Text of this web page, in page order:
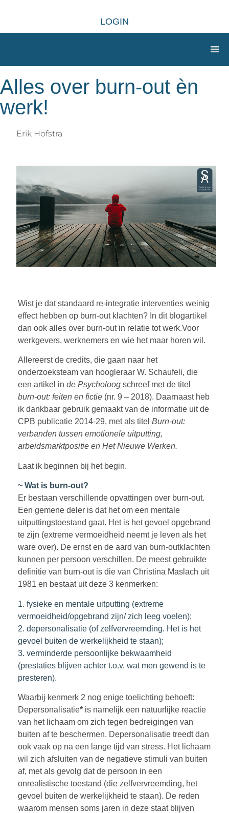
LOGIN
Alles over burn-out èn
werk!
Erik Hofstra
Wist je dat standaard re-integratie interventies weinig
effect hebben op burn-out klachten? In dit blogartikel
dan ook alles over burn-out in relatie tot werk.Voor
werkgevers, werknemers en wie het maar horen wil.
Allereerst de credits, die gaan naar het
onderzoeksteam van hoogleraar W. Schaufeli, die
een artikel in de Psycholoog schreef met de titel
burn-out: feiten en fictie (nr. 9 – 2018). Daarnaast heb
ik dankbaar gebruik gemaakt van de informatie uit de
CPB publicatie 2014-29, met als titel Burn-out:
verbanden tussen emotionele uitputting,
arbeidsmarktpositie en Het Nieuwe Werken.
Laat ik beginnen bij het begin.
~ Wat is burn-out?
Er bestaan verschillende opvattingen over burn-out.
Een gemene deler is dat het om een mentale
uitputtingstoestand gaat. Het is het gevoel opgebrand
te zijn (extreme vermoeidheid neemt je leven als het
ware over). De ernst en de aard van burn-outklachten
kunnen per persoon verschillen. De meest gebruikte
definitie van burn-out is die van Christina Maslach uit
1981 en bestaat uit deze 3 kenmerken:
1. fysieke en mentale uitputting (extreme
vermoeidheid/opgebrand zijn/ zich leeg voelen);
2. depersonalisatie (of zelfvervreemding. Het is het
gevoel buiten de werkelijkheid te staan);
3. verminderde persoonlijke bekwaamheid
(prestaties blijven achter t.o.v. wat men gewend is te
presteren).
Waarbij kenmerk 2 nog enige toelichting behoeft:
Depersonalisatie* is namelijk een natuurlijke reactie
van het lichaam om zich tegen bedreigingen van
buiten af te beschermen. Depersonalisatie treedt dan
ook vaak op na een lange tijd van stress. Het lichaam
wil zich afsluiten van de negatieve stimuli van buiten
af, met als gevolg dat de persoon in een
onrealistische toestand (die zelfvervreemding, het
gevoel buiten de werkelijkheid te staan). De reden
waarom mensen soms jaren in deze staat blijven